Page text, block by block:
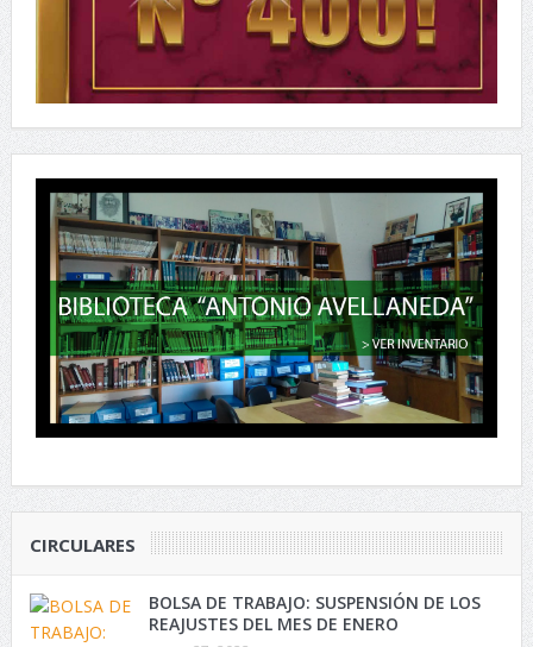
CIRCULARES
BOLSA DE TRABAJO: SUSPENSIÓN DE LOS
REAJUSTES DEL MES DE ENERO